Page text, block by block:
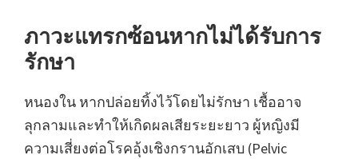
ภาวะแทรกซ้อนหากไม่ได้รับการ
รักษา
หนองใน หากปล่อยทิ้งไว้โดยไม่รักษา เชื้ออาจ
ลุกลามและทำให้เกิดผลเสียระยะยาว ผู้หญิงมี
ความเสี่ยงต่อโรคอุ้งเชิงกรานอักเสบ (Pelvic